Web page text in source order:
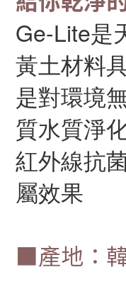
Ge-Lite是
黃土材料
是對環境
質水質淨
紅外線抗
屬效果
■產地：